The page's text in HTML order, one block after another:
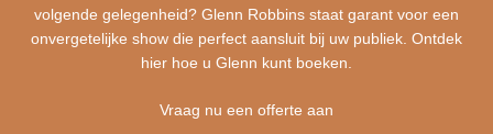
volgende gelegenheid? Glenn Robbins staat garant voor een
onvergetelijke show die perfect aansluit bij uw publiek. Ontdek
hier hoe u Glenn kunt boeken.
Vraag nu een offerte aan